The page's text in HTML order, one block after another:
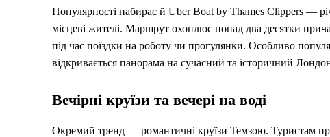
Популярності набирає й Uber Boat by Thames Clippers —
місцеві жителі. Маршрут охоплює понад два десятки
під час поїздки на роботу чи прогулянки. Особливо
відкривається панорама на сучасний та історичний
Вечірні круїзи та вечері на воді
Окремий тренд — романтичні круїзи Темзою. Туристам